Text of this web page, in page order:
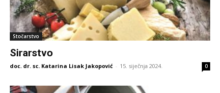
Stočarstvo
Sirarstvo
doc. dr. sc. Katarina Lisak Jakopović - 15. siječnja 2024. 0